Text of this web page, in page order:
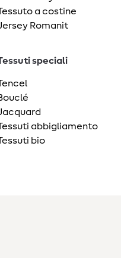
a costine
Romanit
speciali
abbigliamento
bio